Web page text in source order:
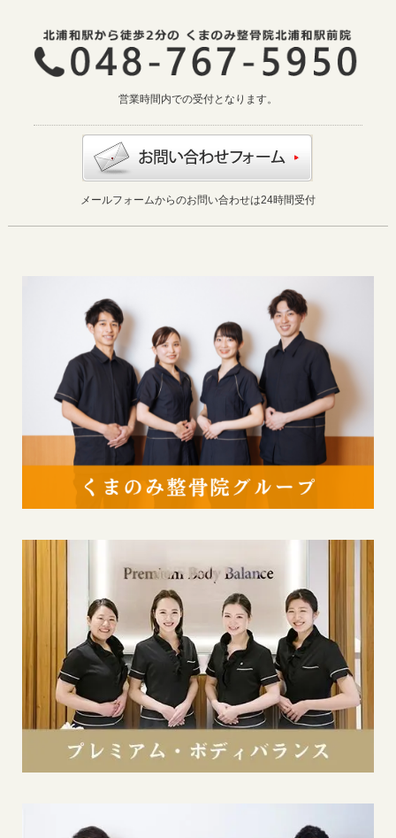
営業時間内での受付となります。
メールフォームからのお問い合わせは24時間受付